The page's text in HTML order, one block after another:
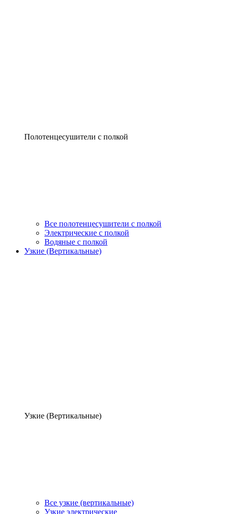
Полотенцесушители с полкой
Все полотенцесушители с полкой
Электрические с полкой
Водяные с полкой
Узкие (Вертикальные)
Узкие (Вертикальные)
Все узкие (вертикальные)
Узкие электрические